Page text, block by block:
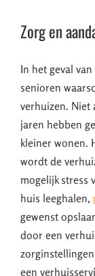
Zorg en
In het geval
senioren
verhuizen. Niet
jaren hebben
kleiner wonen.
wordt de
mogelijk stress
huis leeghalen,
gewenst
door een
een